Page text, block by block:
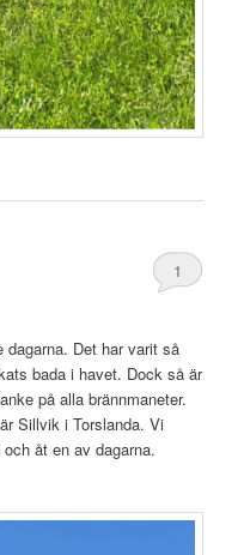
1
Det har varit så
bada i havet. Dock så är
på alla brännmaneter.
Sillvik i Torslanda. Vi
åt en av dagarna.